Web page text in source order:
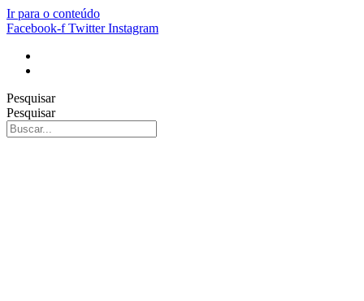
Ir para o conteúdo
Facebook-f Twitter Instagram
Pesquisar
Pesquisar